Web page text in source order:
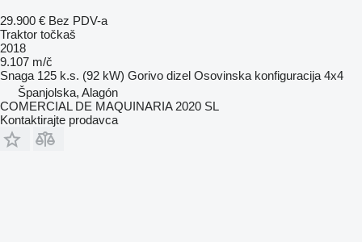
29.900 € Bez PDV-a
Traktor točkaš
2018
9.107 m/č
Snaga 125 k.s. (92 kW) Gorivo dizel Osovinska konfiguracija 4x4
Španjolska, Alagón
COMERCIAL DE MAQUINARIA 2020 SL
Kontaktirajte prodavca